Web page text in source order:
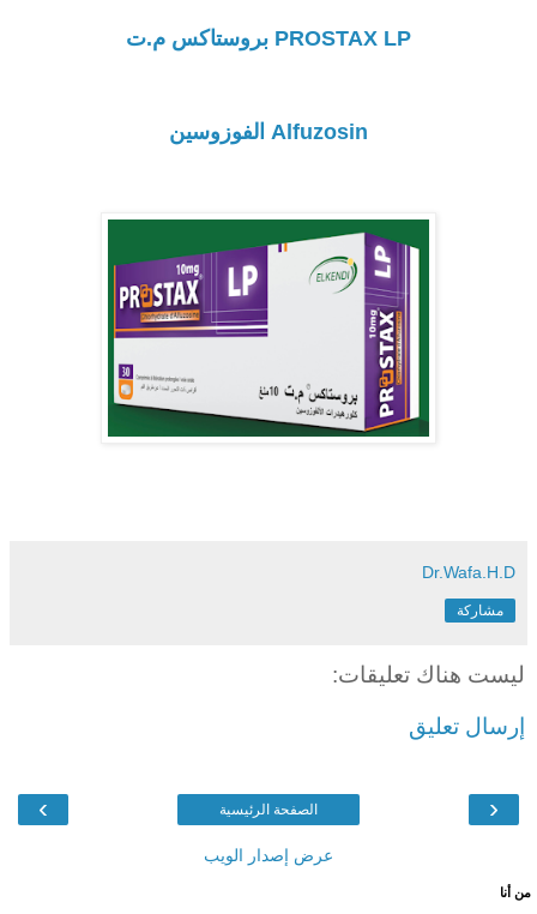
PROSTAX LP بروستاكس م.ت
Alfuzosin الفوزوسين
Dr.Wafa.H.D
مشاركة
ليست هناك تعليقات:
إرسال تعليق
‹
› الصفحة الرئيسية
عرض إصدار الويب
من أنا